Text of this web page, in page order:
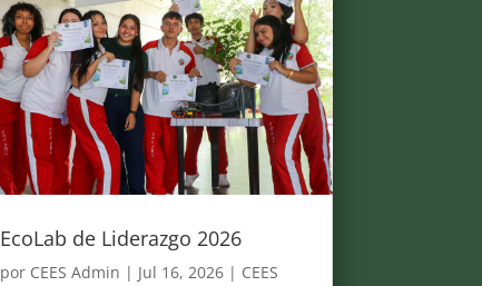
EcoLab de Liderazgo 2026
por CEES Admin | Jul 16, 2026| CEES